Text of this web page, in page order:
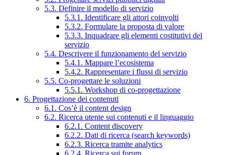
5.3. Definire il modello di servizio
5.3.1. Identificare gli attori coinvolti
5.3.2. Formulare la proposta di valore
5.3.3. Inquadrare gli elementi costitutivi del
servizio
5.4. Descrivere il funzionamento del servizio
5.4.1. Mappare l’ecosistema
5.4.2. Rappresentare i flussi di servizio
5.5. Co-progettare le soluzioni
5.5.1. Workshop di co-progettazione
6. Progettazione dei contenuti
6.1. Cos’è il content design
6.2. Ricerca utente sui contenuti e il linguaggio
6.2.1. Content discovery
6.2.2. Dati di ricerca (search keywords)
6.2.3. Ricerca tramite analytics
6.2.4. Ricerca sui forum